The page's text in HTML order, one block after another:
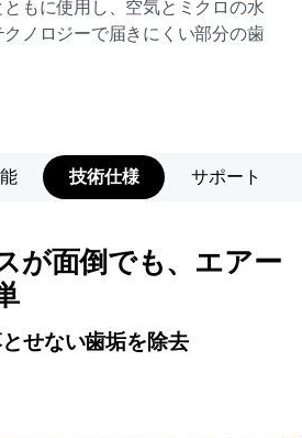
もに使用し、空気とミクロの水
ノロジーで届きにくい部分の歯
技術仕様 サポート
が面倒でも、エアー
せない歯垢を除去